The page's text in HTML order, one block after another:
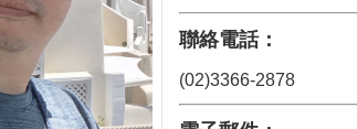
聯絡電話：
(02)3366-2878